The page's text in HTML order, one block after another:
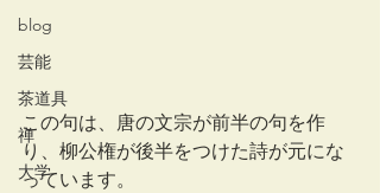
blog
芸能
茶道具
禅
大学
この句は、唐の文宗が前半の句を作
り、柳公権が後半をつけた詩が元にな
っています。